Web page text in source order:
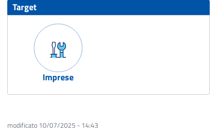
Target
Imprese
modificato 10/07/2025 - 14:43